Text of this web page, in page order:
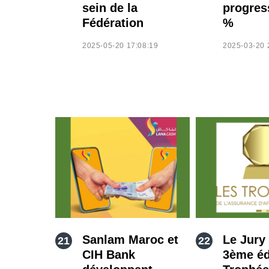
sein de la
Fédération
2025-05-20 17:08:19
%
2025-03-20
Sanlam Maroc et
CIH Bank
Le Jury
3ème